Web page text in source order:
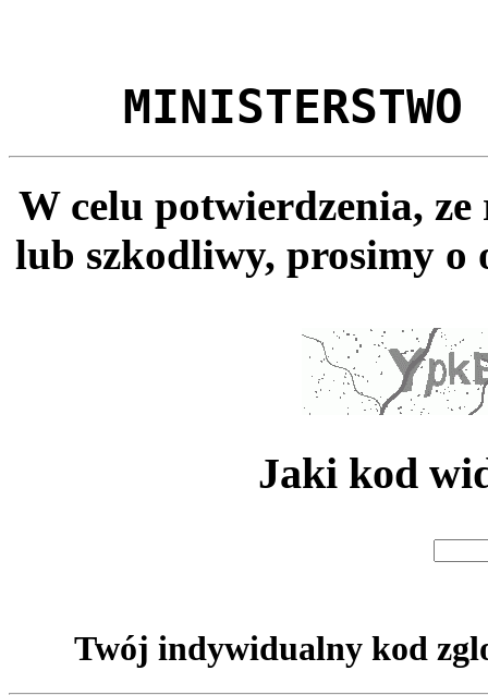
MINISTERSTWO
W celu potwierdzenia,
lub szkodliwy, prosimy o
Jaki kod
Twój indywidualny kod